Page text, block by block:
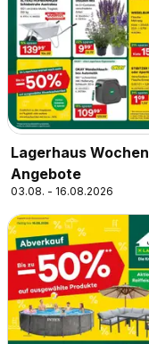
Lagerhaus Wochen
Angebote
03.08. - 16.08.2026